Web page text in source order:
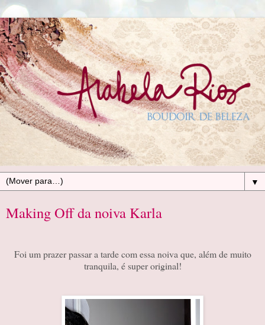
▼
Making Off da noiva Karla
Foi um prazer passar a tarde com essa noiva que, além de muito
tranquila, é super original!